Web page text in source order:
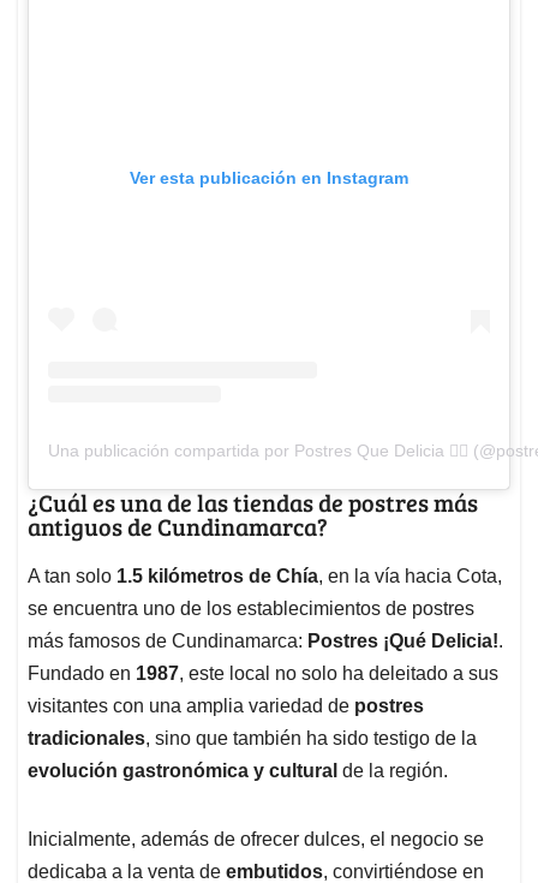
Ver esta publicación en Instagram
Una publicación compartida por Postres Que Delicia 👌🏽
¿Cuál es una de las tiendas de postres más
antiguos de Cundinamarca?
A tan solo 1.5 kilómetros de Chía, en la vía hacia Cota,
se encuentra uno de los establecimientos de postres
más famosos de Cundinamarca: Postres ¡Qué Delicia!.
Fundado en 1987, este local no solo ha deleitado a sus
visitantes con una amplia variedad de postres
tradicionales, sino que también ha sido testigo de la
evolución gastronómica y cultural de la región.
Inicialmente, además de ofrecer dulces, el negocio se
dedicaba a la venta de embutidos, convirtiéndose en